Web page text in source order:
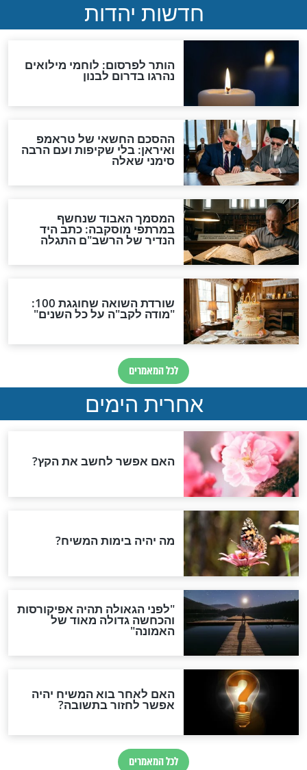
לא השביע
מפתיע: מה אמר הרב כדורי
על זקן
יצחק כדורי -
כ’’ט בטבת
המופת שחולל הרב כדורי
חדשות יהדות
הותר לפרסום: לוחמי מילואים
נהרגו בדרום לבנון
ההסכם החשאי של טראמפ
ואיראן: בלי שקיפות ועם הרבה
סימני שאלה
המסמך האבוד שנחשף
במרתפי מוסקבה: כתב היד
הנדיר של הרשב"ם התגלה